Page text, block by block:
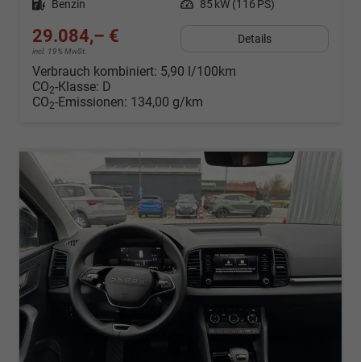
Kraftstoff Benzin Leistung 85 kW (116 PS)
29.084,– €
incl. 19% MwSt.
Details
Verbrauch kombiniert: 5,90 l/100km
CO2-Klasse: D
CO2-Emissionen: 134,00 g/km